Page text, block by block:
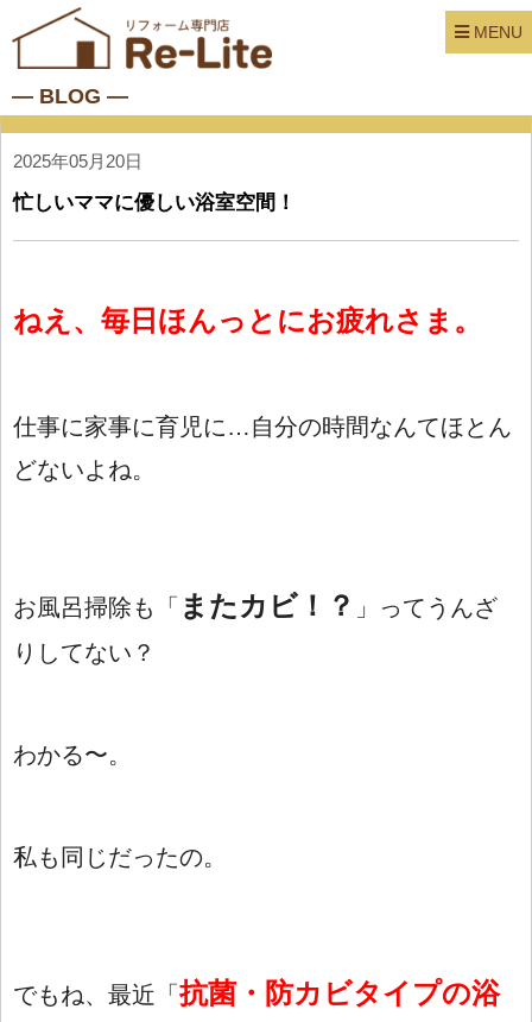
MENU
― BLOG ―
2025年05月20日
忙しいママに優しい浴室空間！
ねえ、毎日ほんっとにお疲れさま。
仕事に家事に育児に…自分の時間なんてほとん
どないよね。
お風呂掃除も「 またカビ！？ 」ってうんざ
りしてない？
わかる〜。
私も同じだったの。
でもね、最近「抗菌・防カビタイプの浴